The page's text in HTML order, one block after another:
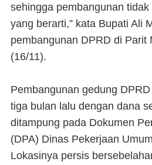
sehingga pembangunan
yang berarti,” kata Bupati Ali
pembangunan DPRD di Parit
(16/11).
Pembangunan gedung
tiga bulan lalu dengan dana
ditampung pada Dokumen
(DPA) Dinas Pekerjaan
Lokasinya persis